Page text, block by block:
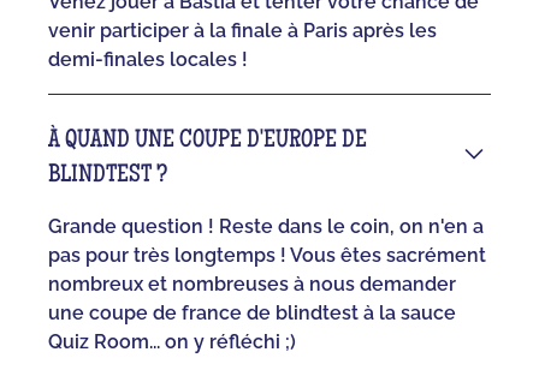
venir participer à la finale à Paris après les
demi-finales locales !
À QUAND UNE COUPE D'EUROPE DE
BLINDTEST ?
Grande question ! Reste dans le coin, on n'en a
pas pour très longtemps ! Vous êtes sacrément
nombreux et nombreuses à nous demander
une coupe de france de blindtest à la sauce
Quiz Room... on y réfléchi ;)